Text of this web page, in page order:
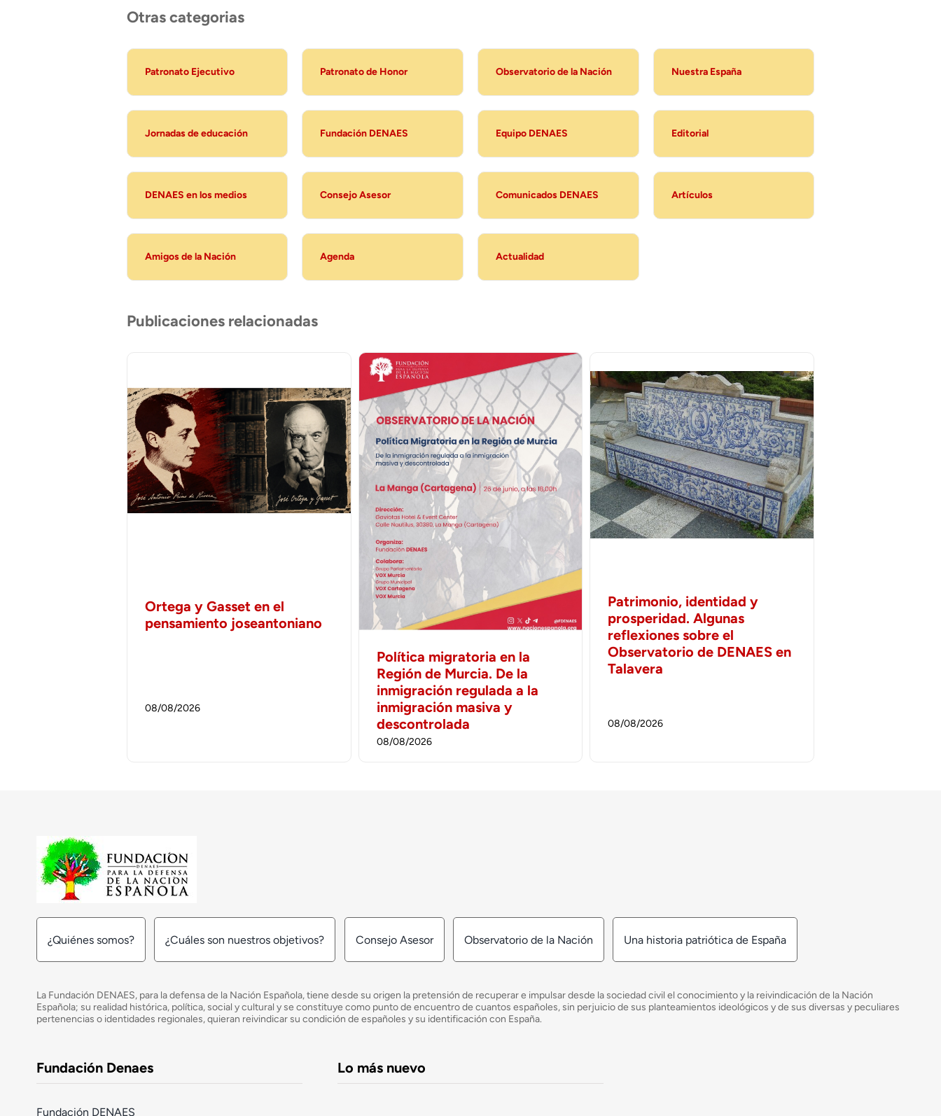
Otras categorias
Patronato Ejecutivo Patronato de Honor Observatorio de la Nación Nuestra España
Jornadas de educación Fundación DENAES Equipo DENAES Editorial
DENAES en los medios Consejo Asesor Comunicados DENAES Artículos
Amigos de la Nación Agenda Actualidad
Publicaciones relacionadas
Ortega y Gasset en el
pensamiento joseantoniano
08/08/2026
Política migratoria en la
Región de Murcia. De la
inmigración regulada a la
inmigración masiva y
descontrolada
08/08/2026
Patrimonio, identidad y
prosperidad. Algunas
reflexiones sobre el
Observatorio de DENAES en
Talavera
08/08/2026
¿Quiénes somos? ¿Cuáles son nuestros objetivos? Consejo Asesor Observatorio de la Nación Una historia patriótica de España
La Fundación DENAES, para la defensa de la Nación Española, tiene desde su origen la pretensión de recuperar e impulsar desde la sociedad civil el conocimiento y la reivindicación de la Nación
Española; su realidad histórica, política, social y cultural y se constituye como punto de encuentro de cuantos españoles, sin perjuicio de sus planteamientos ideológicos y de sus diversas y peculiares
pertenencias o identidades regionales, quieran reivindicar su condición de españoles y su identificación con España.
Fundación Denaes
Fundación DENAES
Lo más nuevo